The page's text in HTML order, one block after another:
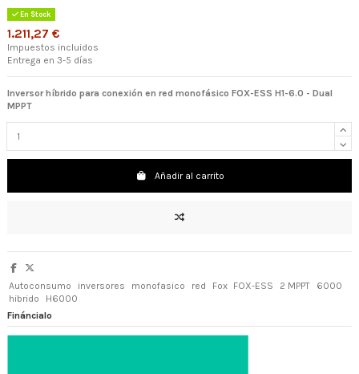
En Stock
1.211,27 €
Impuestos incluidos
Entrega en 3-5 días
Inversor híbrido para conexión en red monofásico FOX-ESS H1-6.0 - Dual
MPPT
Añadir al carrito
Autoconsumo inversores monofasico red Fox FOX-ESS 2 MPPT
6000
hibrido
H6000
Fináncialo